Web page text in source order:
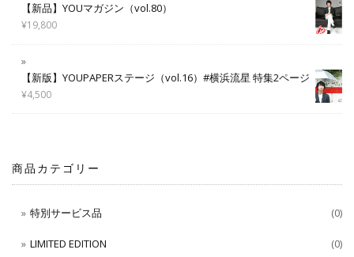
【新品】YOUマガジン（vol.80）
¥19,800
【新版】YOUPAPERステージ（vol.16）#横浜流星 特集2ページ
¥4,500
商品カテゴリー
特別サービス品 (0)
LIMITED EDITION (0)